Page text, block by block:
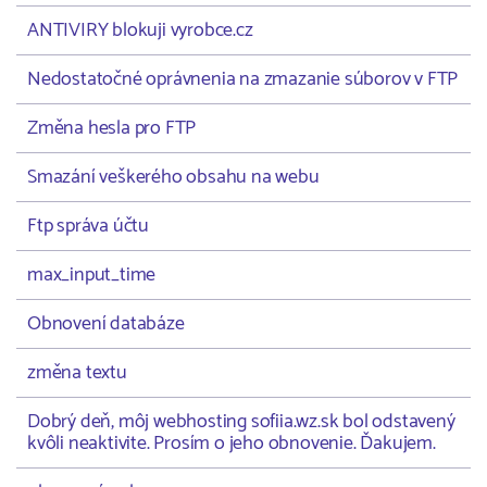
ANTIVIRY blokuji vyrobce.cz
Nedostatočné oprávnenia na zmazanie súborov v FTP
Změna hesla pro FTP
Smazání veškerého obsahu na webu
Ftp správa účtu
max_input_time
Obnovení databáze
změna textu
Dobrý deň, môj webhosting sofiia.wz.sk bol odstavený
kvôli neaktivite. Prosím o jeho obnovenie. Ďakujem.